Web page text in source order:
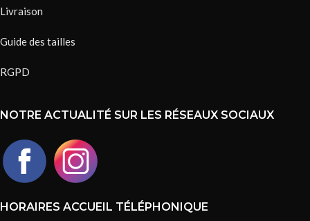
Livraison
Guide des tailles
RGPD
NOTRE ACTUALITÉ SUR LES RÉSEAUX SOCIAUX
HORAIRES ACCUEIL TÉLÉPHONIQUE